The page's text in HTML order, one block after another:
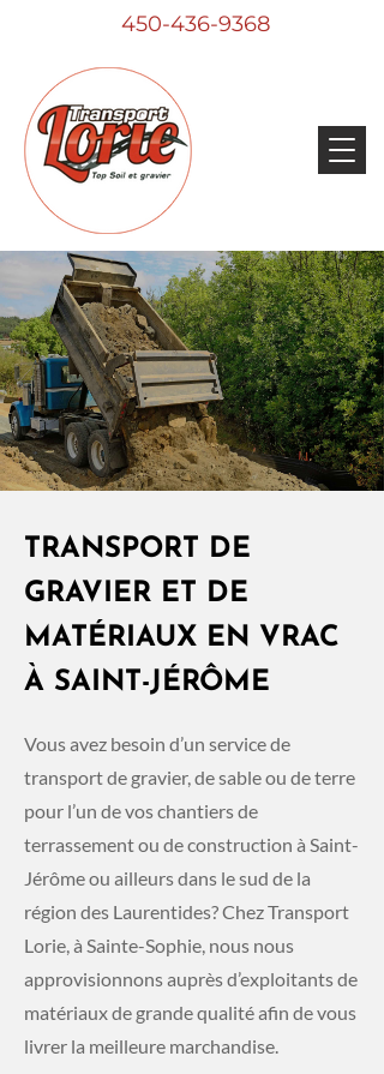
450-436-9368
TRANSPORT DE
GRAVIER ET DE
MATÉRIAUX EN VRAC
À SAINT-JÉRÔME
Vous avez besoin d’un service de
transport de gravier, de sable ou de terre
pour l’un de vos chantiers de
terrassement ou de construction à Saint-
Jérôme ou ailleurs dans le sud de la
région des Laurentides? Chez Transport
Lorie, à Sainte-Sophie, nous nous
approvisionnons auprès d’exploitants de
matériaux de grande qualité afin de vous
livrer la meilleure marchandise.